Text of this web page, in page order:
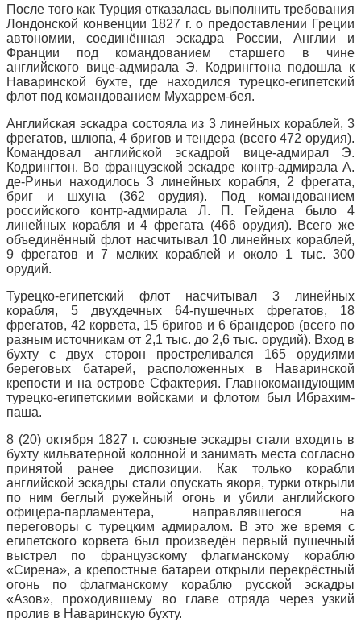
После того как Турция отказалась выполнить требования
Лондонской конвенции 1827 г. о предоставлении Греции
автономии, соединённая эскадра России, Англии и
Франции под командованием старшего в чине
английского вице-адмирала Э. Кодрингтона подошла к
Наваринской бухте, где находился турецко-египетский
флот под командованием Мухаррем-бея.
Английская эскадра состояла из 3 линейных кораблей, 3
фрегатов, шлюпа, 4 бригов и тендера (всего 472 орудия).
Командовал английской эскадрой вице-адмирал Э.
Кодрингтон. Во французской эскадре контр-адмирала А.
де-Риньи находилось 3 линейных корабля, 2 фрегата,
бриг и шхуна (362 орудия). Под командованием
российского контр-адмирала Л. П. Гейдена было 4
линейных корабля и 4 фрегата (466 орудия). Всего же
объединённый флот насчитывал 10 линейных кораблей,
9 фрегатов и 7 мелких кораблей и около 1 тыс. 300
орудий.
Турецко-египетский флот насчитывал 3 линейных
корабля, 5 двухдечных 64-пушечных фрегатов, 18
фрегатов, 42 корвета, 15 бригов и 6 брандеров (всего по
разным источникам от 2,1 тыс. до 2,6 тыс. орудий). Вход в
бухту с двух сторон простреливался 165 орудиями
береговых батарей, расположенных в Наваринской
крепости и на острове Сфактерия. Главнокомандующим
турецко-египетскими войсками и флотом был Ибрахим-
паша.
8 (20) октября 1827 г. союзные эскадры стали входить в
бухту кильватерной колонной и занимать места согласно
принятой ранее диспозиции. Как только корабли
английской эскадры стали опускать якоря, турки открыли
по ним беглый ружейный огонь и убили английского
офицера-парламентера, направлявшегося на
переговоры с турецким адмиралом. В это же время с
египетского корвета был произведён первый пушечный
выстрел по французскому флагманскому кораблю
«Сирена», а крепостные батареи открыли перекрёстный
огонь по флагманскому кораблю русской эскадры
«Азов», проходившему во главе отряда через узкий
пролив в Наваринскую бухту.